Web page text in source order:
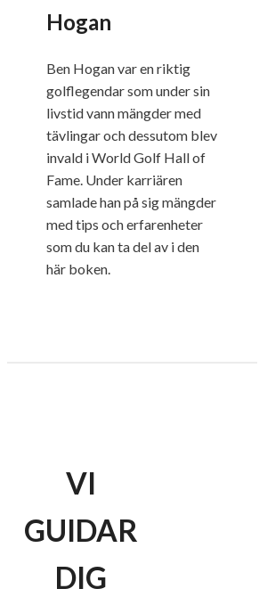
Hogan
Ben Hogan var en riktig
golflegendar som under sin
livstid vann mängder med
tävlingar och dessutom blev
invald i World Golf Hall of
Fame. Under karriären
samlade han på sig mängder
med tips och erfarenheter
som du kan ta del av i den
här boken.
VI
GUIDAR
DIG